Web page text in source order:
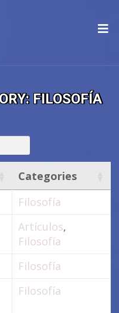
FILOSOFÍA
Categories
Filosofía
Artículos,
Filosofía
Filosofía
Filosofía